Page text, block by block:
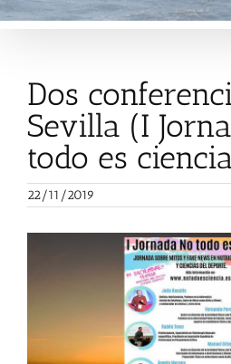
Dos
Sevilla (I
todo es
22/11/2019